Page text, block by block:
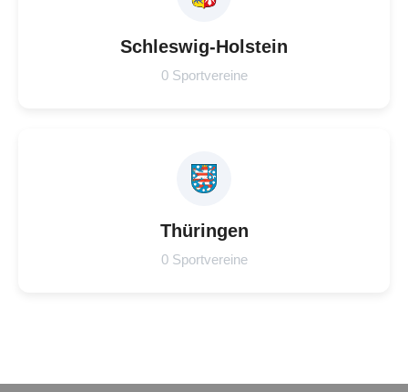
Schleswig-Holstein
0 Sportvereine
Thüringen
0 Sportvereine